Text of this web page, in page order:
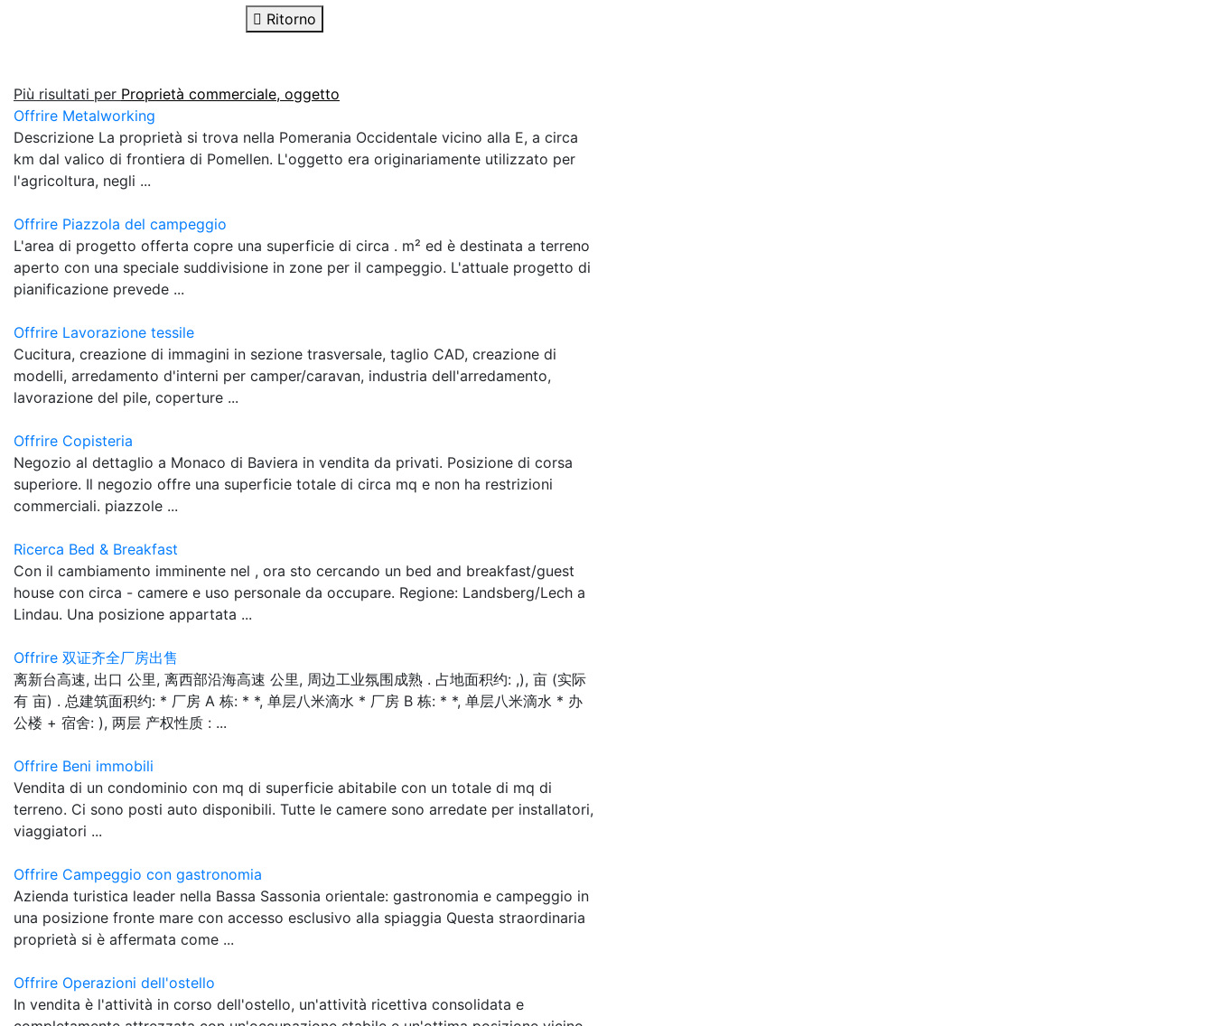
Ritorno
Più risultati per Proprietà commerciale, oggetto
Offrire Metalworking
Descrizione La proprietà si trova nella Pomerania Occidentale vicino alla E, a circa
km dal valico di frontiera di Pomellen. L'oggetto era originariamente utilizzato per
l'agricoltura, negli ...
Offrire Piazzola del campeggio
L'area di progetto offerta copre una superficie di circa . m² ed è destinata a terreno
aperto con una speciale suddivisione in zone per il campeggio. L'attuale progetto di
pianificazione prevede ...
Offrire Lavorazione tessile
Cucitura, creazione di immagini in sezione trasversale, taglio CAD, creazione di
modelli, arredamento d'interni per camper/caravan, industria dell'arredamento,
lavorazione del pile, coperture ...
Offrire Copisteria
Negozio al dettaglio a Monaco di Baviera in vendita da privati. Posizione di corsa
superiore. Il negozio offre una superficie totale di circa mq e non ha restrizioni
commerciali. piazzole ...
Ricerca Bed & Breakfast
Con il cambiamento imminente nel , ora sto cercando un bed and breakfast/guest
house con circa - camere e uso personale da occupare. Regione: Landsberg/Lech a
Lindau. Una posizione appartata ...
Offrire 双证齐全厂房出售
离新台高速, 出口 公里, 离西部沿海高速 公里, 周边工业氛围成熟 . 占地面积约: ,), 亩 (实际
有 亩) . 总建筑面积约: * 厂房 A 栋: * *, 单层八米滴水 * 厂房 B 栋: * *, 单层八米滴水 * 办
公楼 + 宿舍: ), 两层 产权性质 : ...
Offrire Beni immobili
Vendita di un condominio con mq di superficie abitabile con un totale di mq di
terreno. Ci sono posti auto disponibili. Tutte le camere sono arredate per installatori,
viaggiatori ...
Offrire Campeggio con gastronomia
Azienda turistica leader nella Bassa Sassonia orientale: gastronomia e campeggio in
una posizione fronte mare con accesso esclusivo alla spiaggia Questa straordinaria
proprietà si è affermata come ...
Offrire Operazioni dell'ostello
In vendita è l'attività in corso dell'ostello, un'attività ricettiva consolidata e